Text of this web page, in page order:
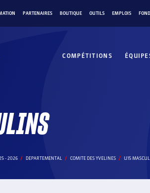
PARTENAIRES BOUTIQUE OUTILS EMPLOIS
COMPÉTITIONS
- 2026 DEPARTEMENTAL COMITE DES YVELINES U15